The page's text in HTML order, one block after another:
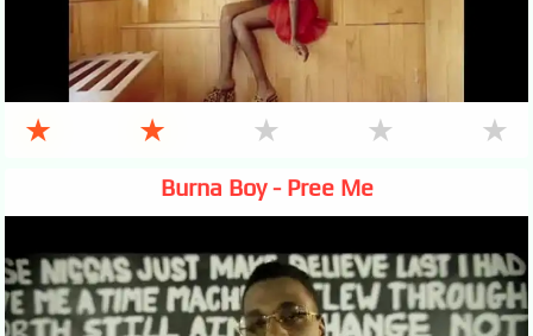
★ ★ ★ ★ ★
Burna Boy - Pree Me